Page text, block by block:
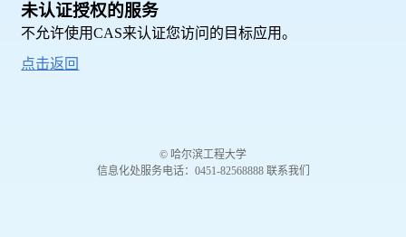
未认证授权的服务
不允许使用CAS来认证您访问的目标应用。
点击返回
© 哈尔滨工程大学
信息化处服务电话：0451-82568888 联系我们